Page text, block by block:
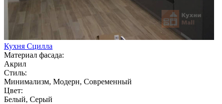
Кухня Сцилла
Материал фасада:
Акрил
Стиль:
Минимализм, Модерн, Современный
Цвет:
Белый, Серый